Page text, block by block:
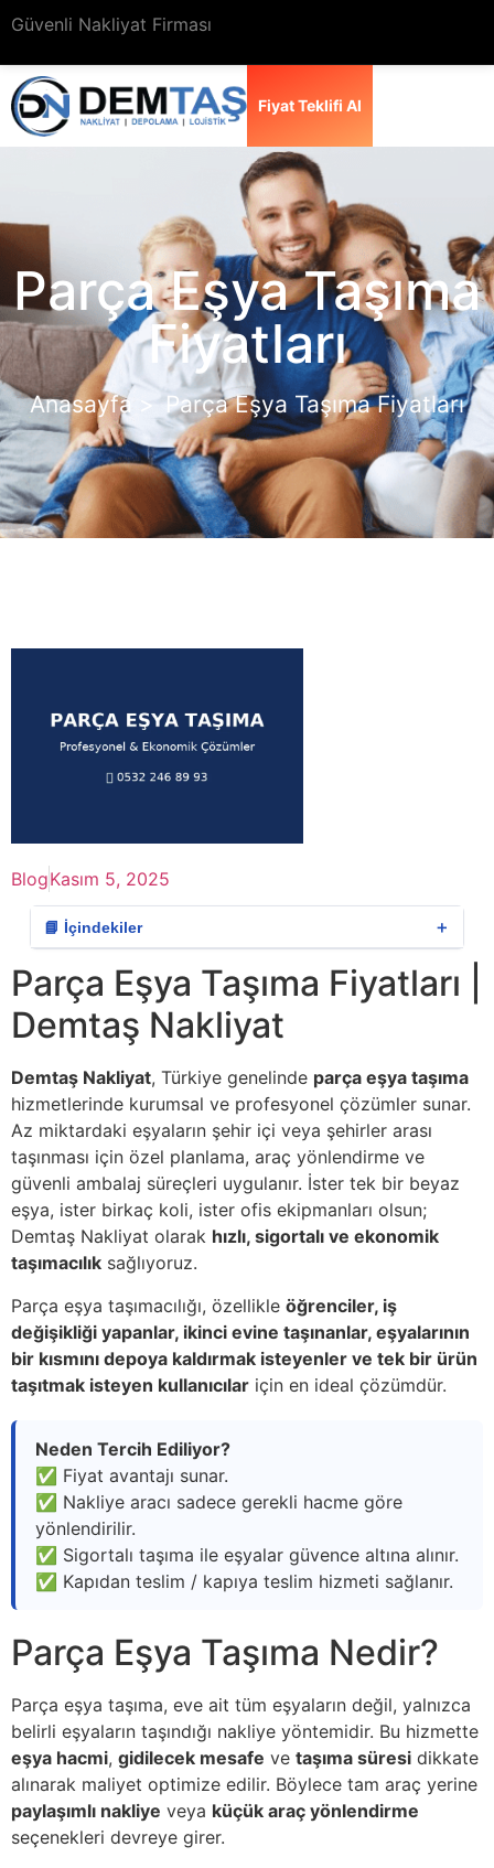
Güvenli Nakliyat Firması
Fiyat Teklifi Al
Parça Eşya Taşıma
Fiyatları
Anasayfa > Parça Eşya Taşıma Fiyatları
BlogKasım 5, 2025
📘 İçindekiler ＋
Parça Eşya Taşıma Fiyatları |
Demtaş Nakliyat
Demtaş Nakliyat, Türkiye genelinde parça eşya taşıma
hizmetlerinde kurumsal ve profesyonel çözümler sunar.
Az miktardaki eşyaların şehir içi veya şehirler arası
taşınması için özel planlama, araç yönlendirme ve
güvenli ambalaj süreçleri uygulanır. İster tek bir beyaz
eşya, ister birkaç koli, ister ofis ekipmanları olsun;
Demtaş Nakliyat olarak hızlı, sigortalı ve ekonomik
taşımacılık sağlıyoruz.
Parça eşya taşımacılığı, özellikle öğrenciler, iş
değişikliği yapanlar, ikinci evine taşınanlar, eşyalarının
bir kısmını depoya kaldırmak isteyenler ve tek bir ürün
taşıtmak isteyen kullanıcılar için en ideal çözümdür.
Neden Tercih Ediliyor?
✅ Fiyat avantajı sunar.
✅ Nakliye aracı sadece gerekli hacme göre
yönlendirilir.
✅ Sigortalı taşıma ile eşyalar güvence altına alınır.
✅ Kapıdan teslim / kapıya teslim hizmeti sağlanır.
Parça Eşya Taşıma Nedir?
Parça eşya taşıma, eve ait tüm eşyaların değil, yalnızca
belirli eşyaların taşındığı nakliye yöntemidir. Bu hizmette
eşya hacmi, gidilecek mesafe ve taşıma süresi dikkate
alınarak maliyet optimize edilir. Böylece tam araç yerine
paylaşımlı nakliye veya küçük araç yönlendirme
seçenekleri devreye girer.